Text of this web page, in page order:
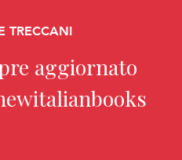
TRECCANI
aggiornato